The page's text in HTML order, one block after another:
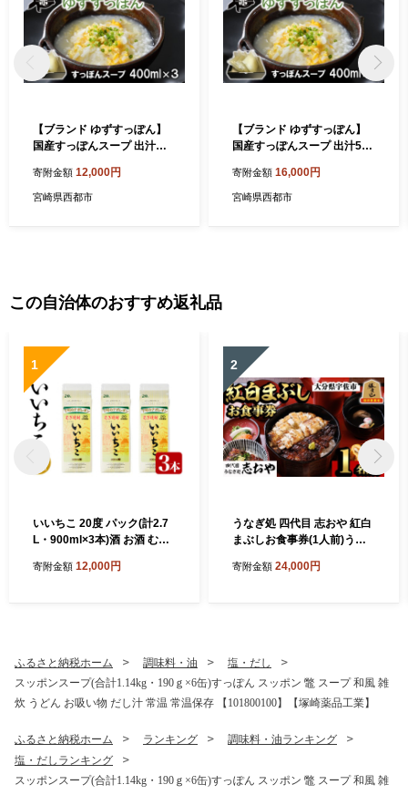
【ブランド ゆずすっぽん】
国産すっぽんスープ 出汁３
ーゲン 美容【西都すっぽ
ん】スッポン＜1-6＞ 27-1a
寄附金額 12,000円
宮崎県西都市
【ブランド ゆずすっぽん】
国産すっぽんスープ 出汁5セ
ゲン 美容【西都すっぽん】
スッポン＜1.5-10＞ 27-3a
寄附金額 16,000円
宮崎県西都市
この自治体のおすすめ返礼品
1
いいちこ 20度 パック(計2.7
L・900ml×3本)酒 お酒 むぎ
ール 飲料 常温 紙パック【10
寄附金額 12,000円
2
うなぎ処 四代目 志おや 紅白
まぶしお食事券(1人前)うな
焼き 白焼き うな重 ひつまぶ
寄附金額 24,000円
ふるさと納税ホーム 調味料・油
塩・だし
スッポンスープ(合計1.14kg・190ｇ×6缶)すっぽん スッポン 鼈 スープ 和風 雑
炊 うどん お吸い物 だし汁 常温 常温保存 【101800100】【塚崎薬品工業】
ふるさと納税ホーム ランキング
調味料・油ランキング
塩・だしランキング
スッポンスープ(合計1.14kg・190ｇ×6缶)すっぽん スッポン 鼈 スープ 和風 雑